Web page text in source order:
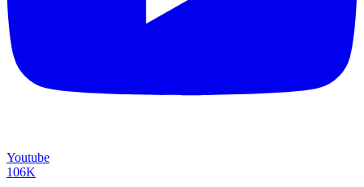
Youtube
106K